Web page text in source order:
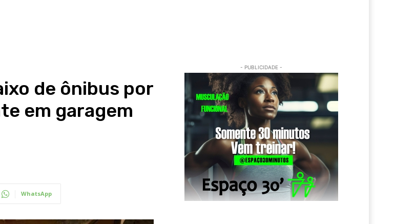
de ônibus por
em garagem
WhatsApp
- PUBLICIDADE -